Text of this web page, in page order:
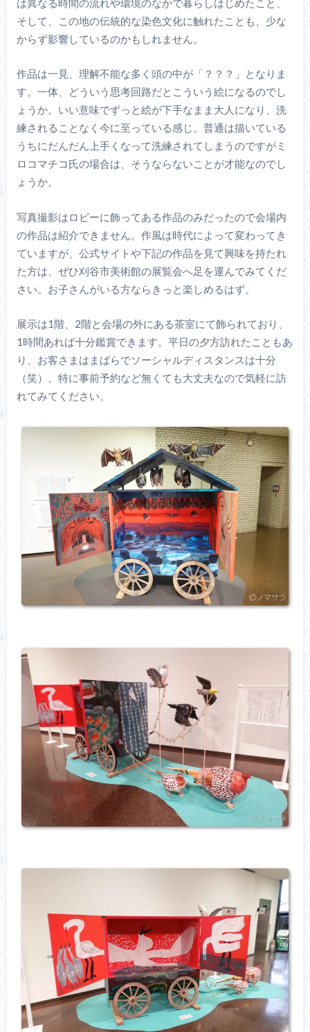
は異なる時間の流れや環境のなかで暮らしはじめたこと、
そして、この地の伝統的な染色文化に触れたことも、少な
からず影響しているのかもしれません。
作品は一見、理解不能な多く頭の中が「？？？」となりま
す。一体、どういう思考回路だとこういう絵になるのでし
ょうか。いい意味でずっと絵が下手なまま大人になり、洗
練されることなく今に至っている感じ。普通は描いている
うちにだんだん上手くなって洗練されてしまうのですがミ
ロコマチコ氏の場合は、そうならないことが才能なのでし
ょうか。
写真撮影はロビーに飾ってある作品のみだったので会場内
の作品は紹介できません。作風は時代によって変わってき
ていますが、公式サイトや下記の作品を見て興味を持たれ
た方は、ぜひ刈谷市美術館の展覧会へ足を運んでみてくだ
さい。お子さんがいる方ならきっと楽しめるはず。
展示は1階、2階と会場の外にある茶室にて飾られており、
1時間あれば十分鑑賞できます。平日の夕方訪れたこともあ
り、お客さまはまばらでソーシャルディスタンスは十分
（笑）。特に事前予約など無くても大丈夫なので気軽に訪
れてみてください。